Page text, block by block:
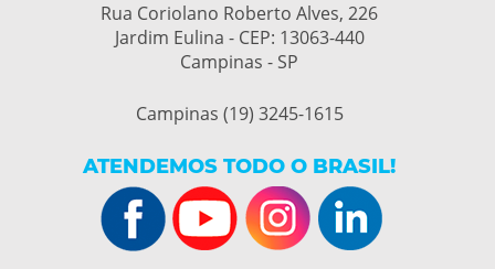
Rua Coriolano Roberto Alves, 226
Jardim Eulina - CEP: 13063-440
Campinas - SP
Campinas (19) 3245-1615
ATENDEMOS TODO O BRASIL!